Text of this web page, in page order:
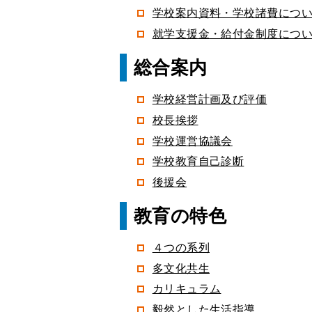
学校案内資料・学校諸費につ
就学支援金・給付金制度につ
総合案内
学校経営計画及び評価
校長挨拶
学校運営協議会
学校教育自己診断
後援会
教育の特色
４つの系列
多文化共生
カリキュラム